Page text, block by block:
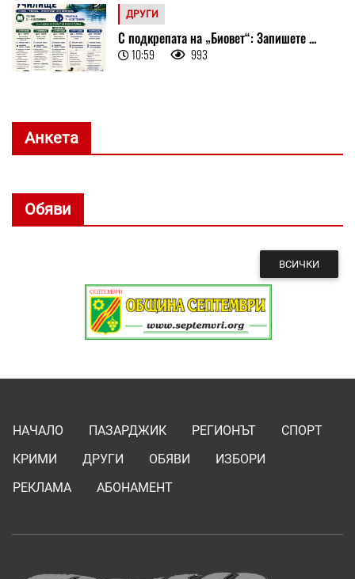
ДРУГИ
С подкрепата на „Биовет“: Запишете ...
10:59 993
Анкета
Обяви
ВСИЧКИ
НАЧАЛО ПАЗАРДЖИК РЕГИОНЪТ
СПОРТ
КРИМИ
ДРУГИ ОБЯВИ
ИЗБОРИ
РЕКЛАМА
АБОНАМЕНТ